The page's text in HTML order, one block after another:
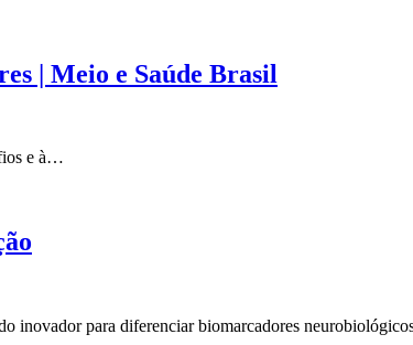
| Meio e Saúde Brasil
e à…
inovador para diferenciar biomarcadores